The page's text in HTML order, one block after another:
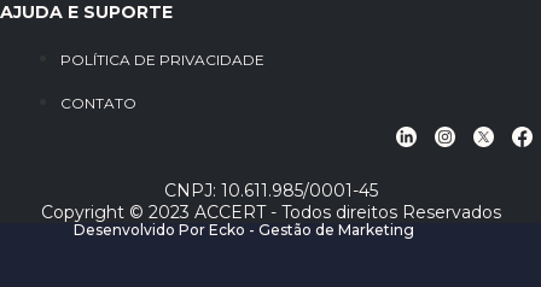
AJUDA E SUPORTE
POLÍTICA DE PRIVACIDADE
CONTATO
CNPJ: 10.611.985/0001-45
Copyright © 2023 ACCERT - Todos direitos Reservados
Desenvolvido Por Ecko - Gestão de Marketing